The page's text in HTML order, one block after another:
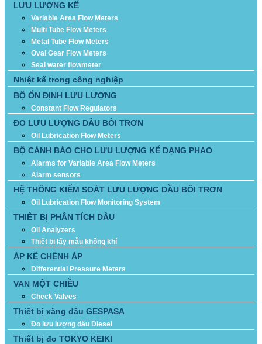
LƯU LƯỢNG KẾ
Variable Area Flow Meters
Multi Tube Flow Meters
Metal Tube Flow Meters
Oval Gear Flow Meters
Seal water flowmeter
Nhiệt kế trong công nghiệp
BỘ ỔN ĐỊNH LƯU LƯỢNG
Constant Flow Regulators
ĐO LƯU LƯỢNG DẦU BÔI TRƠN
Oil Lubrication Flow Meters
BỘ CẢNH BÁO CHO LƯU LƯỢNG KẾ DẠNG PHAO
Alarms for Variable Area Flow Meters
Alarm sensors
HỆ THÔNG KIỂM SOÁT LƯU LƯỢNG DẦU BÔI TRƠN
Oil Lubrication Flow Monitoring System
THIẾT BỊ PHÂN TÍCH DẦU
Oil Analyzers
Thiết bị lấy mẫu không khí
ÁP KẾ CHÊNH ÁP
Differential Pressure Meters
VAN MỘT CHIỀU
Check Valves
Thiết bị xăng dầu GESPASA
Đo lưu lượng dầu Diesel
Thiết bị đo TOKYO KEIKI